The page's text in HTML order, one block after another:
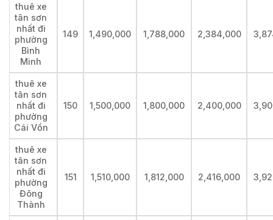
thuê xe
tân sơn
nhất đi
phường
Bình
Minh
149 1,490,000 1,788,000 2,384,000
thuê xe
tân sơn
nhất đi
phường
Cái Vồn
150 1,500,000 1,800,000 2,400,000
thuê xe
tân sơn
nhất đi
phường
Đông
Thành
151 1,510,000 1,812,000 2,416,000